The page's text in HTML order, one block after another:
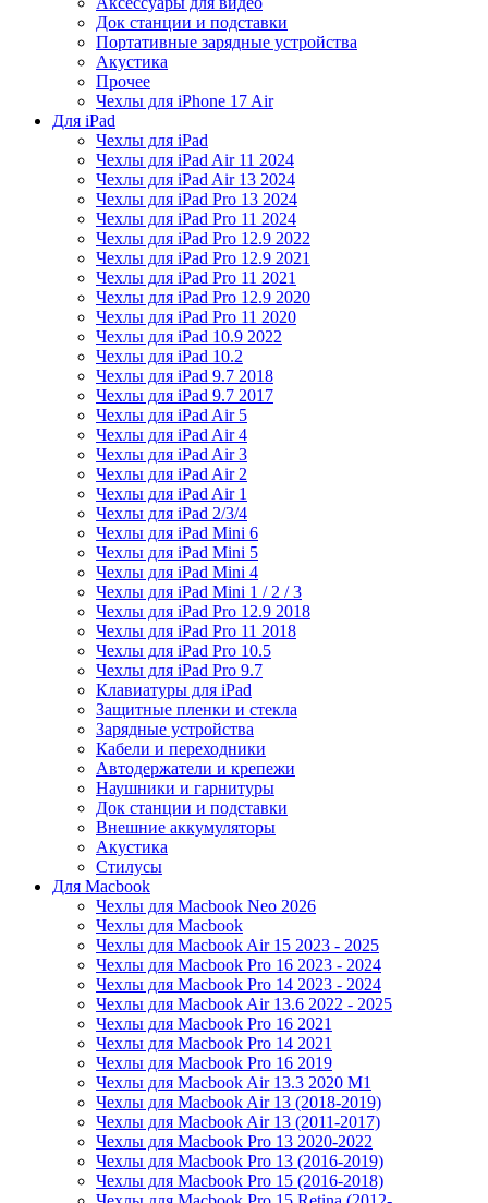
Док станции и подставки
Портативные зарядные устройства
Акустика
Прочее
Чехлы для iPhone 17 Air
Для iPad
Чехлы для iPad
Чехлы для iPad Air 11 2024
Чехлы для iPad Air 13 2024
Чехлы для iPad Pro 13 2024
Чехлы для iPad Pro 11 2024
Чехлы для iPad Pro 12.9 2022
Чехлы для iPad Pro 12.9 2021
Чехлы для iPad Pro 11 2021
Чехлы для iPad Pro 12.9 2020
Чехлы для iPad Pro 11 2020
Чехлы для iPad 10.9 2022
Чехлы для iPad 10.2
Чехлы для iPad 9.7 2018
Чехлы для iPad 9.7 2017
Чехлы для iPad Air 5
Чехлы для iPad Air 4
Чехлы для iPad Air 3
Чехлы для iPad Air 2
Чехлы для iPad Air 1
Чехлы для iPad 2/3/4
Чехлы для iPad Mini 6
Чехлы для iPad Mini 5
Чехлы для iPad Mini 4
Чехлы для iPad Mini 1 / 2 / 3
Чехлы для iPad Pro 12.9 2018
Чехлы для iPad Pro 11 2018
Чехлы для iPad Pro 10.5
Чехлы для iPad Pro 9.7
Клавиатуры для iPad
Защитные пленки и стекла
Зарядные устройства
Кабели и переходники
Автодержатели и крепежи
Наушники и гарнитуры
Док станции и подставки
Внешние аккумуляторы
Акустика
Стилусы
Для Macbook
Чехлы для Macbook Neo 2026
Чехлы для Macbook
Чехлы для Macbook Air 15 2023 - 2025
Чехлы для Macbook Pro 16 2023 - 2024
Чехлы для Macbook Pro 14 2023 - 2024
Чехлы для Macbook Air 13.6 2022 - 2025
Чехлы для Macbook Pro 16 2021
Чехлы для Macbook Pro 14 2021
Чехлы для Macbook Pro 16 2019
Чехлы для Macbook Air 13.3 2020 M1
Чехлы для Macbook Air 13 (2018-2019)
Чехлы для Macbook Air 13 (2011-2017)
Чехлы для Macbook Pro 13 2020-2022
Чехлы для Macbook Pro 13 (2016-2019)
Чехлы для Macbook Pro 15 (2016-2018)